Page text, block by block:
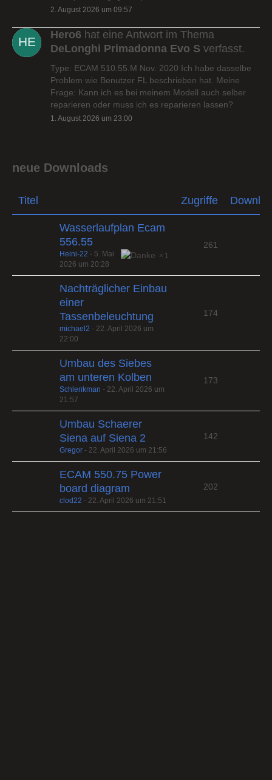
2. August 2026 um 09:57
Hero6 hat eine Antwort im Thema
DeLonghi Primadonna Evo S verfasst.
Type: ECAM 510.55.M Nov. 2020 Ich habe dasselbe
Problem wie Benutzer FL beschrieben hat. Meine
Frage: Kann ich es bei meinem Modell auch selber
reparieren oder muss ich es reparieren lassen?
1. August 2026 um 23:00
neue Downloads
Titel Zugriffe
Wasserlaufplan Ecam
556.55
1
Heini-22 - 5. Mai
2026 um 20:28
261
Nachträglicher Einbau
einer
Tassenbeleuchtung
michael2 - 22. April 2026 um
22:00
174
Umbau des Siebes
am unteren Kolben
Schlenkman - 22. April 2026 um
21:57
173
Umbau Schaerer
Siena auf Siena 2
Gregor - 22. April 2026 um 21:56
142
ECAM 550.75 Power
board diagram
clod22 - 22. April 2026 um 21:51
202